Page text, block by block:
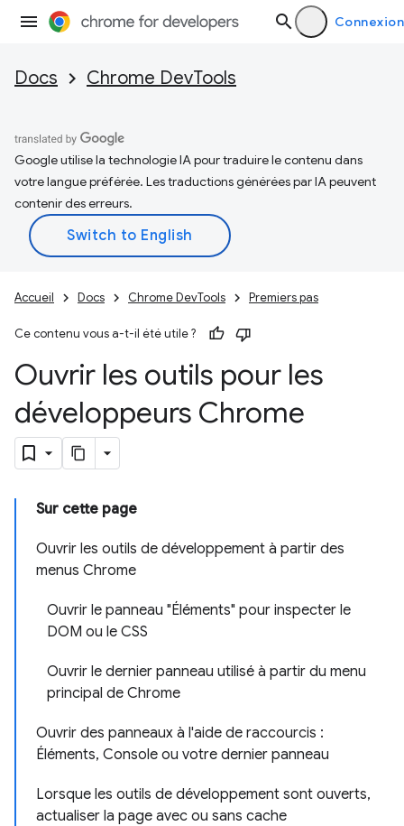
Connexion
Docs Chrome DevTools
Google utilise la technologie IA pour traduire le contenu dans
votre langue préférée. Les traductions générées par IA peuvent
contenir des erreurs.
Accueil Docs Chrome DevTools Premiers pas
Ce contenu vous a-t-il été utile ?
Ouvrir les outils pour les
développeurs Chrome
Sur cette page
Ouvrir les outils de développement à partir des
menus Chrome
Ouvrir le panneau "Éléments" pour inspecter le
DOM ou le CSS
Ouvrir le dernier panneau utilisé à partir du menu
principal de Chrome
Ouvrir des panneaux à l'aide de raccourcis :
Éléments, Console ou votre dernier panneau
Lorsque les outils de développement sont ouverts,
actualiser la page avec ou sans cache